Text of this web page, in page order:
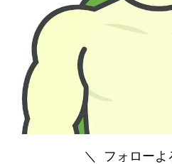
＼ フォローよ